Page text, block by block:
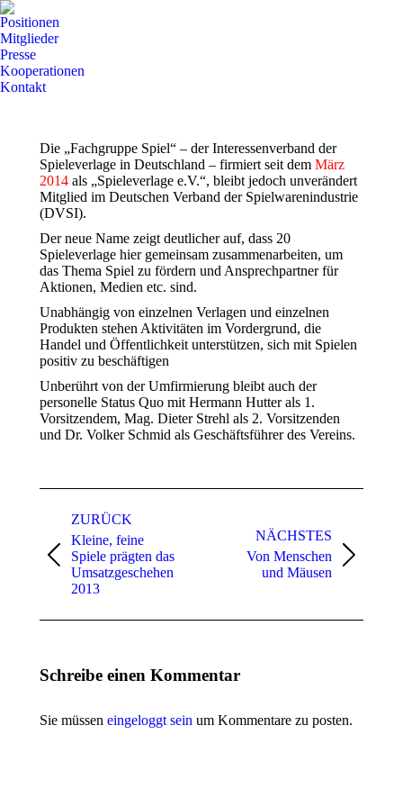
Positionen
Mitglieder
Presse
Kooperationen
Kontakt
Die „Fachgruppe Spiel“ – der Interessenverband der
Spieleverlage in Deutschland – firmiert seit dem März
2014 als „Spieleverlage e.V.“, bleibt jedoch unverändert
Mitglied im Deutschen Verband der Spielwarenindustrie
(DVSI).
Der neue Name zeigt deutlicher auf, dass 20
Spieleverlage hier gemeinsam zusammenarbeiten, um
das Thema Spiel zu fördern und Ansprechpartner für
Aktionen, Medien etc. sind.
Unabhängig von einzelnen Verlagen und einzelnen
Produkten stehen Aktivitäten im Vordergrund, die
Handel und Öffentlichkeit unterstützen, sich mit Spielen
positiv zu beschäftigen
Unberührt von der Umfirmierung bleibt auch der
personelle Status Quo mit Hermann Hutter als 1.
Vorsitzendem, Mag. Dieter Strehl als 2. Vorsitzenden
und Dr. Volker Schmid als Geschäftsführer des Vereins.
ZURÜCK
Vorheriger
Beitrag:
Kleine, feine
Spiele prägten das
Umsatzgeschehen
2013
NÄCHSTES
Nächster
Beitrag:
Von Menschen
und Mäusen
Schreibe einen Kommentar
Sie müssen eingeloggt sein um Kommentare zu posten.